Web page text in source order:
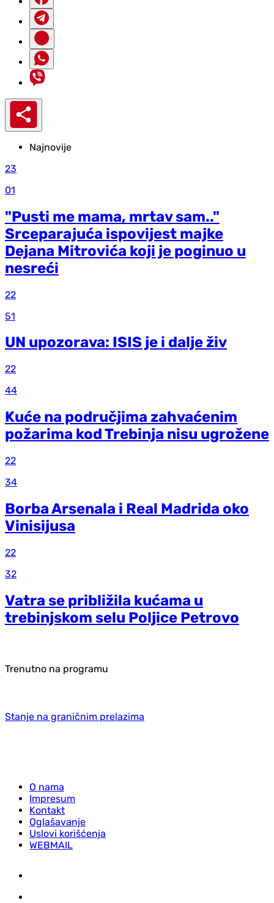
Najnovije
23
01
"Pusti me mama, mrtav sam.."
Srceparajuća ispovijest majke
Dejana Mitrovića koji je poginuo u
nesreći
22
51
UN upozorava: ISIS je i dalje živ
22
44
Kuće na područjima zahvaćenim
požarima kod Trebinja nisu ugrožene
22
34
Borba Arsenala i Real Madrida oko
Vinisijusa
22
32
Vatra se približila kućama u
trebinjskom selu Poljice Petrovo
Trenutno na programu
Stanje na graničnim prelazima
O nama
Impresum
Kontakt
Oglašavanje
Uslovi korišćenja
WEBMAIL